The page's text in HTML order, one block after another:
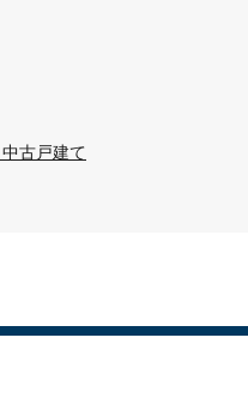
古戸建て